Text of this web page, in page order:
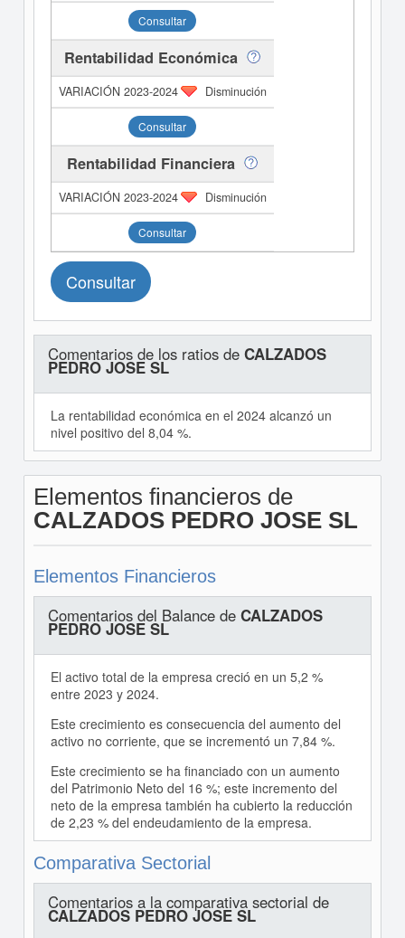
Consultar
Rentabilidad Económica
Disminución
Consultar
Rentabilidad Financiera
Disminución
Consultar
Consultar
Comentarios de los ratios de CALZADOS
PEDRO JOSE SL
La rentabilidad económica en el 2024 alcanzó un
nivel positivo del 8,04 %.
Elementos financieros de
CALZADOS PEDRO JOSE SL
Elementos Financieros
Comentarios del Balance de CALZADOS
PEDRO JOSE SL
El activo total de la empresa creció en un 5,2 %
entre 2023 y 2024.
Este crecimiento es consecuencia del aumento del
activo no corriente, que se incrementó un 7,84 %.
Este crecimiento se ha financiado con un aumento
del Patrimonio Neto del 16 %; este incremento del
neto de la empresa también ha cubierto la reducción
de 2,23 % del endeudamiento de la empresa.
Comparativa Sectorial
Comentarios a la comparativa sectorial de
CALZADOS PEDRO JOSE SL